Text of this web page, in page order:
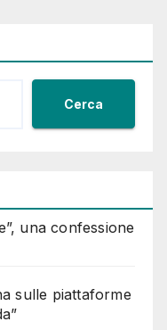
Cerca
una confessione
sulle piattaforme